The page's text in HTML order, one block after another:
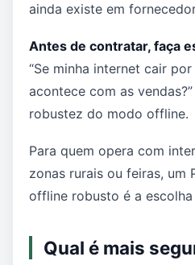
ainda existe em
Antes de contratar, faça
“Se minha internet cair
acontece com as
robustez do modo offline.
Para quem opera com
zonas rurais ou feiras, um
offline robusto é a escolha
Qual é mais